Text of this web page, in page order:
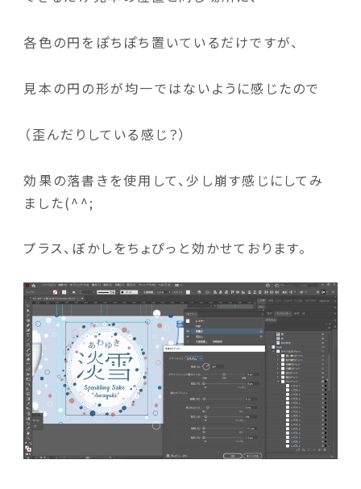
各色の円をぽちぽち置いているだけですが、
見本の円の形が均一ではないように感じたので
（歪んだりしている感じ？）
効果の落書きを使用して、少し崩す感じにしてみ
ました(^^;
プラス、ぼかしをちょぴっと効かせております。